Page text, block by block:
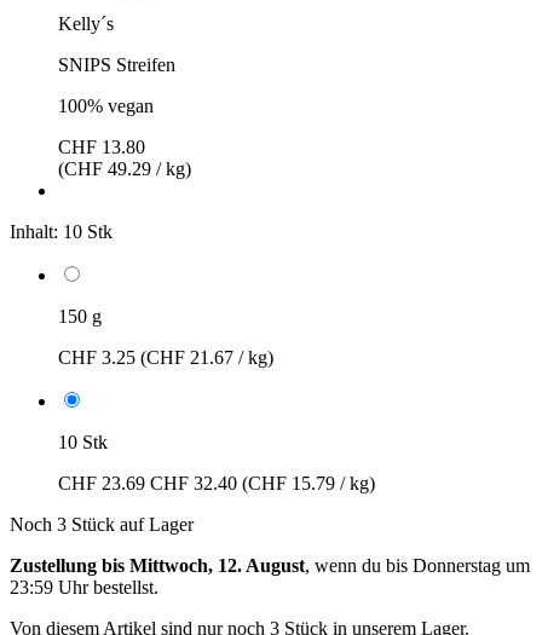
Kelly´s
SNIPS Streifen
100% vegan
CHF 13.80
(CHF 49.29 / kg)
Inhalt: 10 Stk
150 g
CHF 3.25 (CHF 21.67 / kg)
10 Stk
CHF 23.69 CHF 32.40 (CHF 15.79 / kg)
Noch 3 Stück auf Lager
Zustellung bis Mittwoch, 12. August, wenn du bis Donnerstag um
23:59 Uhrbestellst.
Von diesem Artikel sind nur noch 3 Stück in unserem Lager.